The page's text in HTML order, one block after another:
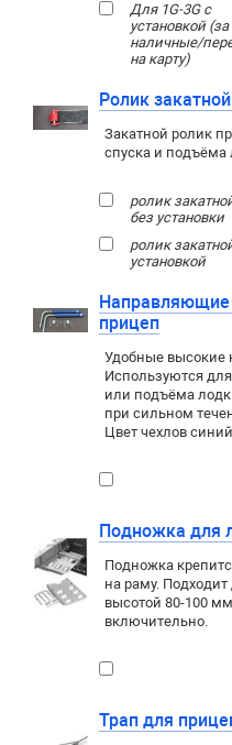
Для 1G-3G с
установкой (за
наличные/
на карту)
Ролик
Закатной ролик
спуска и подъёма
ролик
без установки
ролик
установкой
Направляющие
прицеп
Удобные высокие
Используются
или подъёма
при сильном
Цвет чехлов
Подножка для
Подножка
на раму.
высотой 80-100
включительно.
Трап для